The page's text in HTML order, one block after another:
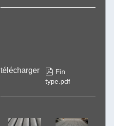
télécharger  Fin
type.pdf